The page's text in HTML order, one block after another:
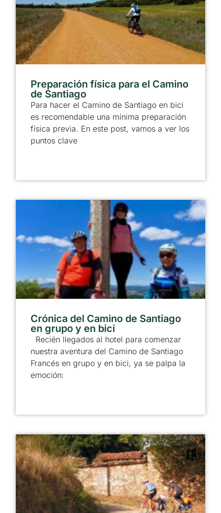
Preparación física para el Camino
de Santiago
Para hacer el Camino de Santiago en bici
es recomendable una mínima preparación
física previa. En este post, vamos a ver los
puntos clave
Crónica del Camino de Santiago
en grupo y en bici
Recién llegados al hotel para comenzar
nuestra aventura del Camino de Santiago
Francés en grupo y en bici, ya se palpa la
emoción: